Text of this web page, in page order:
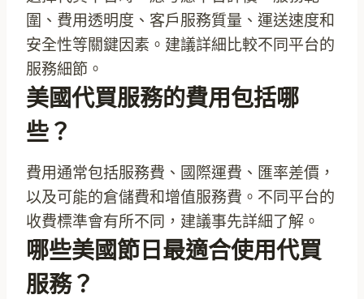
圍、費用透明度、客戶服務質量、運送速度和
安全性等關鍵因素。建議詳細比較不同平台的
服務細節。
美國代買服務的費用包括哪
些？
費用通常包括服務費、國際運費、匯率差價，
以及可能的倉儲費和增值服務費。不同平台的
收費標準會有所不同，建議事先詳細了解。
哪些美國節日最適合使用代買
服務？